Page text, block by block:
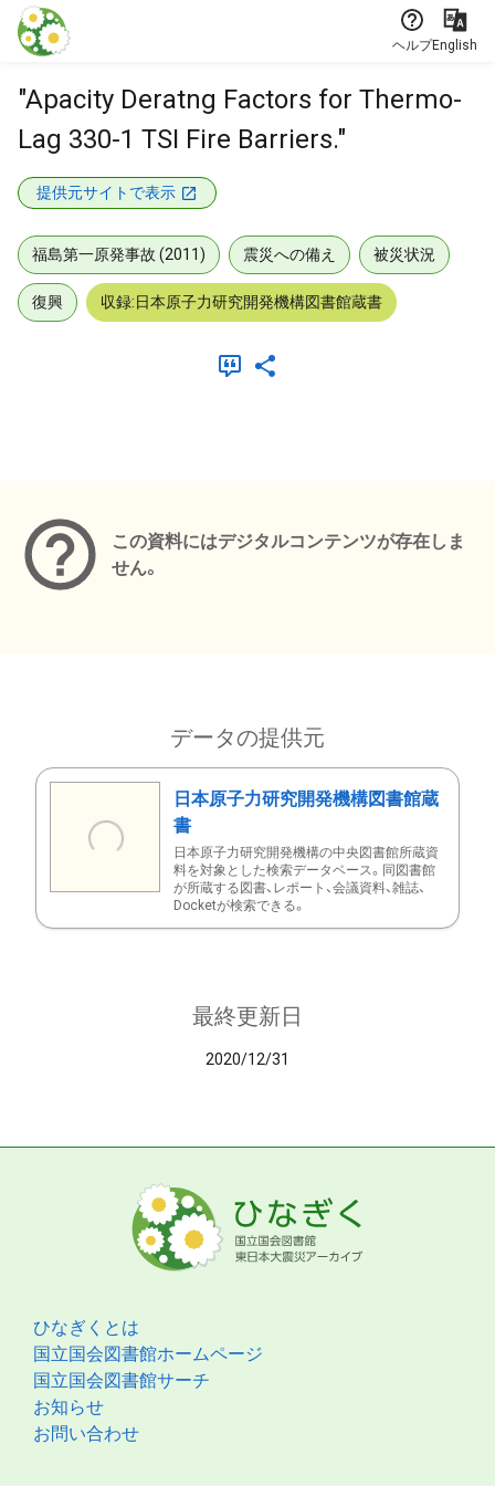
本文に飛ぶ
ヘルプEnglish
"Apacity Deratng Factors for Thermo-
Lag 330-1 TSI Fire Barriers."
提供元サイトで表示
福島第一原発事故 (2011) 震災への備え 被災状況
復興 収録:日本原子力研究開発機構図書館蔵書
この資料にはデジタルコンテンツが存在しま
せん。
データの提供元
日本原子力研究開発機構図書館蔵
書
日本原子力研究開発機構の中央図書館所蔵資
料を対象とした検索データベース。同図書館
が所蔵する図書、レポート、会議資料、雑誌、
Docketが検索できる。
最終更新日
2020/12/31
ひなぎくとは
国立国会図書館ホームページ
国立国会図書館サーチ
お知らせ
お問い合わせ